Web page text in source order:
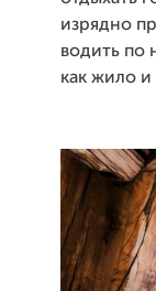
изрядно
водить по
как жило и